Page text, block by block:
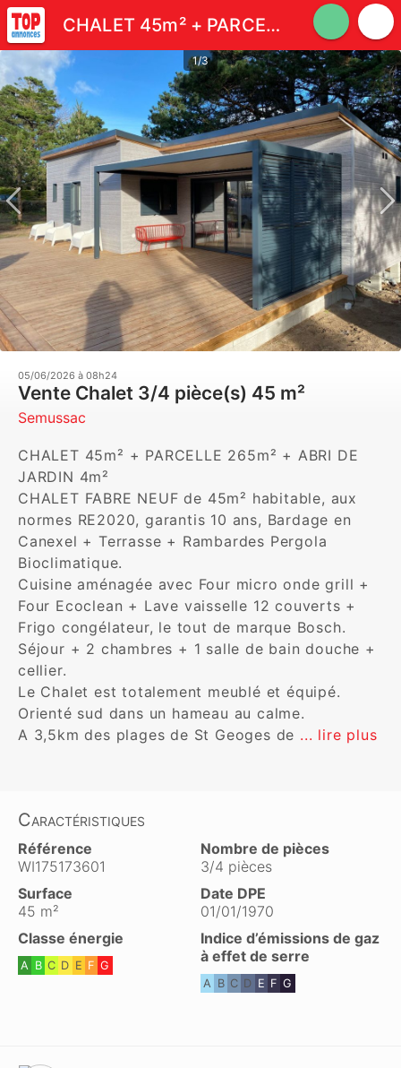
CHALET 45m² + PARCELLE 265m² + ABRI DE JARDIN
1/3
05/06/2026 à 08h24
Vente Chalet 3/4 pièce(s) 45 m²
Semussac
CHALET 45m² + PARCELLE 265m² + ABRI DE
JARDIN 4m²
CHALET FABRE NEUF de 45m² habitable, aux
normes RE2020, garantis 10 ans, Bardage en
Canexel + Terrasse + Rambardes Pergola
Bioclimatique.
Cuisine aménagée avec Four micro onde grill +
Four Ecoclean + Lave vaisselle 12 couverts +
Frigo congélateur, le tout de marque Bosch.
Séjour + 2 chambres + 1 salle de bain douche +
cellier.
Le Chalet est totalement meublé et équipé.
Orienté sud dans un hameau au calme.
A 3,5km des plages de St Geoges de ... lire plus
Caractéristiques
Référence
WI175173601
Nombre de pièces
3/4 pièces
Surface
45 m²
Date DPE
01/01/1970
Classe énergie
A B C D E F G
Indice d’émissions de gaz
à effet de serre
A B C D E F G